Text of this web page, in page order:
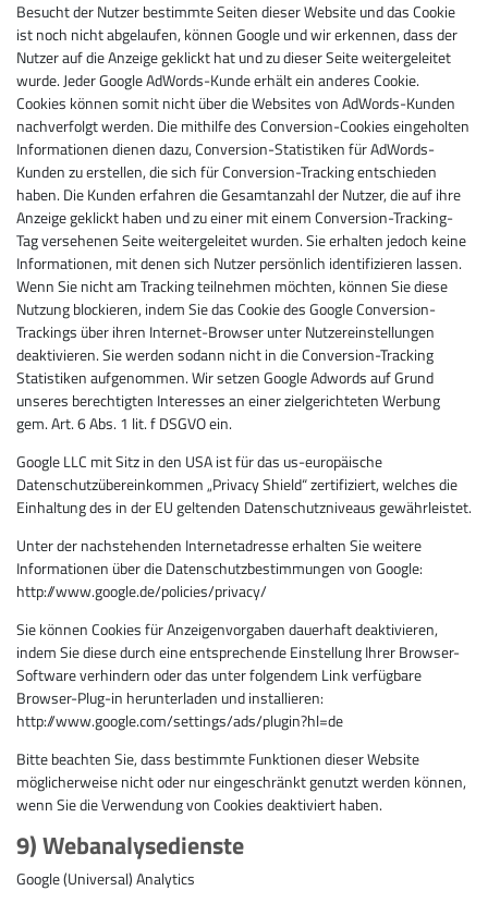
Besucht der Nutzer bestimmte Seiten dieser Website und das Cookie
ist noch nicht abgelaufen, können Google und wir erkennen, dass der
Nutzer auf die Anzeige geklickt hat und zu dieser Seite weitergeleitet
wurde. Jeder Google AdWords-Kunde erhält ein anderes Cookie.
Cookies können somit nicht über die Websites von AdWords-Kunden
nachverfolgt werden. Die mithilfe des Conversion-Cookies eingeholten
Informationen dienen dazu, Conversion-Statistiken für AdWords-
Kunden zu erstellen, die sich für Conversion-Tracking entschieden
haben. Die Kunden erfahren die Gesamtanzahl der Nutzer, die auf ihre
Anzeige geklickt haben und zu einer mit einem Conversion-Tracking-
Tag versehenen Seite weitergeleitet wurden. Sie erhalten jedoch keine
Informationen, mit denen sich Nutzer persönlich identifizieren lassen.
Wenn Sie nicht am Tracking teilnehmen möchten, können Sie diese
Nutzung blockieren, indem Sie das Cookie des Google Conversion-
Trackings über ihren Internet-Browser unter Nutzereinstellungen
deaktivieren. Sie werden sodann nicht in die Conversion-Tracking
Statistiken aufgenommen. Wir setzen Google Adwords auf Grund
unseres berechtigten Interesses an einer zielgerichteten Werbung
gem. Art. 6 Abs. 1 lit. f DSGVO ein.
Google LLC mit Sitz in den USA ist für das us-europäische
Datenschutzübereinkommen „Privacy Shield“ zertifiziert, welches die
Einhaltung des in der EU geltenden Datenschutzniveaus gewährleistet.
Unter der nachstehenden Internetadresse erhalten Sie weitere
Informationen über die Datenschutzbestimmungen von Google:
http://www.google.de/policies/privacy/
Sie können Cookies für Anzeigenvorgaben dauerhaft deaktivieren,
indem Sie diese durch eine entsprechende Einstellung Ihrer Browser-
Software verhindern oder das unter folgendem Link verfügbare
Browser-Plug-in herunterladen und installieren:
http://www.google.com/settings/ads/plugin?hl=de
Bitte beachten Sie, dass bestimmte Funktionen dieser Website
möglicherweise nicht oder nur eingeschränkt genutzt werden können,
wenn Sie die Verwendung von Cookies deaktiviert haben.
9) Webanalysedienste
Google (Universal) Analytics